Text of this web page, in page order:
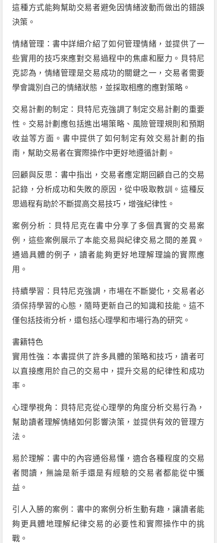
這種方式能夠幫助交易者避免因情緒波動而做出的錯誤
決策。
情緒管理：書中詳細介紹了如何管理情緒，並提供了一
些實用的技巧來應對交易過程中的焦慮和壓力。貝特尼
克認為，情緒管理是交易成功的關鍵之一，交易者需要
學會識別自己的情緒狀態，並採取相應的應對策略。
交易計劃的制定：貝特尼克強調了制定交易計劃的重要
性。交易計劃應包括進出場策略、風險管理規則和預期
收益等方面。書中提供了如何制定有效交易計劃的指
南，幫助交易者在實際操作中更好地遵循計劃。
回顧與反思：書中指出，交易者應定期回顧自己的交易
記錄，分析成功和失敗的原因，從中吸取教訓。這種反
思過程有助於不斷提高交易技巧，增強紀律性。
案例分析：貝特尼克在書中分享了多個真實的交易案
例，這些案例展示了本能交易與紀律交易之間的差異。
通過具體的例子，讀者能夠更好地理解理論的實際應
用。
持續學習：貝特尼克強調，市場在不斷變化，交易者必
須保持學習的心態，隨時更新自己的知識和技能。這不
僅包括技術分析，還包括心理學和市場行為的研究。
書籍特色
實用性強：本書提供了許多具體的策略和技巧，讀者可
以直接應用於自己的交易中，提升交易的紀律性和成功
率。
心理學視角：貝特尼克從心理學的角度分析交易行為，
幫助讀者理解情緒如何影響決策，並提供有效的管理方
法。
易於理解：書中的內容通俗易懂，適合各種程度的交易
者閱讀，無論是新手還是有經驗的交易者都能從中獲
益。
引人入勝的案例：書中的案例分析生動有趣，讓讀者能
夠更具體地理解紀律交易的必要性和實際操作中的挑
戰。